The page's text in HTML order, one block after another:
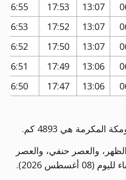
13:07
17:53
16:55
13:07
17:52
16:53
13:07
17:50
16:52
13:06
17:49
16:51
13:06
17:47
16:50
هي 4893 كم.
والعصر حنفي، والعصر
2026).